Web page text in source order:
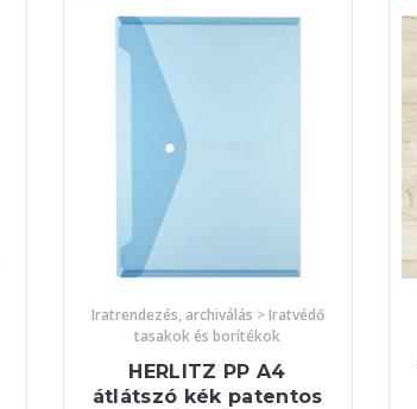
Iratrendezés, archiválás > Iratvédő
tasakok és borítékok
HERLITZ PP A4
átlátszó kék patentos